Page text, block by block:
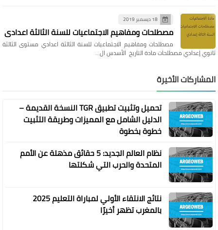
18 ديسمبر 2019
مصطلحات ومفاهيم الاجتماعيات للسنة الثالثة اعدادي
مصطلحات ومفاهيم الاجتماعيات للسنة الثالثة اعدادي مستوى الثالثة
ثانوي إعدادي مصطلحات مادة التاريخ الأسدس ال…
المشاركات الأخيرة
تحميل وتثبيت تطبيق TGR النسخة القديمة –
الدليل الشامل مع المميزات وطريقة التثبيت
خطوة بخطوة
نظام العالم الجديد: 5 حقائق مذهلة عن الأمم
المتحدة والحرب التي شكلتها
نتائج الانتقاء الأولي لمباراة التعليم 2025
بالمغرب تظهر أخيرًا